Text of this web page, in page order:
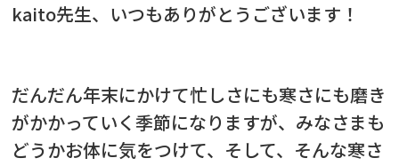
kaito先生、いつもありがとうございます！
だんだん年末にかけて忙しさにも寒さにも磨き
がかかっていく季節になりますが、みなさまも
どうかお体に気をつけて、そして、そんな寒さ